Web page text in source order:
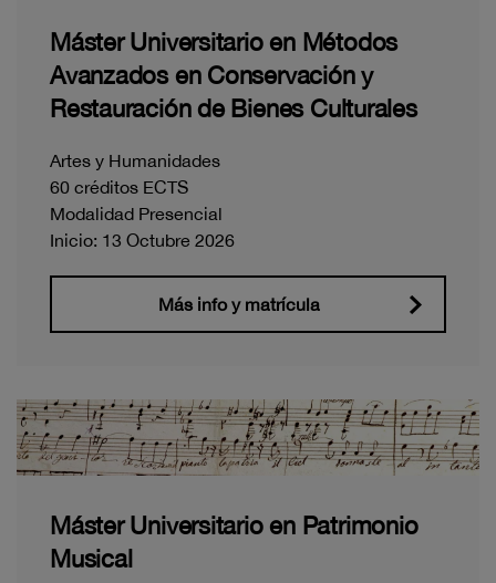
Máster Universitario en Métodos
Avanzados en Conservación y
Restauración de Bienes Culturales
Artes y Humanidades
60 créditos ECTS
Modalidad Presencial
Inicio: 13 Octubre 2026
Más info y matrícula
Máster Universitario en Patrimonio
Musical